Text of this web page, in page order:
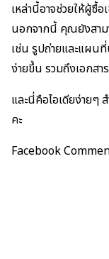
เหล่านี้อาจช่วยให้ผู้ซื้
นอกจากนี้ คุณยังสาม
เช่น รูปถ่ายและแผนที่
ง่ายขึ้น รวมถึงเอกสา
และนี่คือไอเดียง่ายๆ
คะ
Facebook